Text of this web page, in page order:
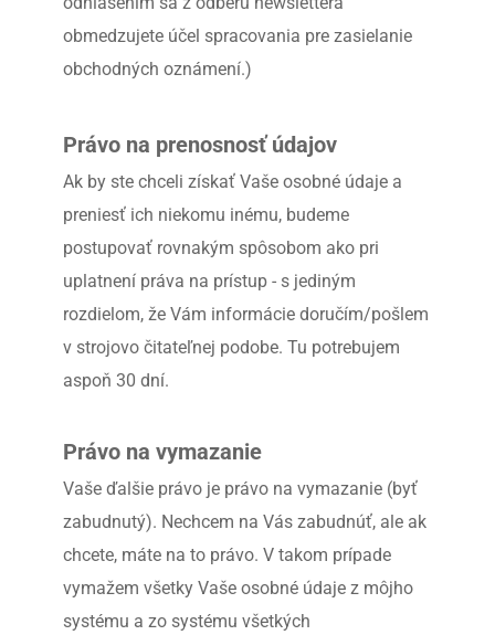
obmedzujete účel spracovania pre zasielanie
obchodných oznámení.)
Právo na prenosnosť údajov
Ak by ste chceli získať Vaše osobné údaje a
preniesť ich niekomu inému, budeme
postupovať rovnakým spôsobom ako pri
uplatnení práva na prístup - s jediným
rozdielom, že Vám informácie doručím/pošlem
v strojovo čitateľnej podobe. Tu potrebujem
aspoň 30 dní.
Právo na vymazanie
Vaše ďalšie právo je právo na vymazanie (byť
zabudnutý). Nechcem na Vás zabudnúť, ale ak
chcete, máte na to právo. V takom prípade
vymažem všetky Vaše osobné údaje z môjho
systému a zo systému všetkých